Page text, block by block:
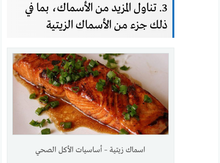
3. تناول المزيد من الأسماك، بما في
ذلك جزء من الأسماك الزيتية
اسماك زيتية – أساسيات الأكل الصحي